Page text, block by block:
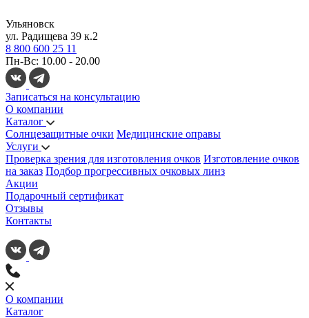
Ульяновск
ул. Радищева 39 к.2
8 800 600 25 11
Пн-Вс: 10.00 - 20.00
Записаться на консультацию
О компании
Каталог
Солнцезащитные очки Медицинские оправы
Услуги
Проверка зрения для изготовления очков Изготовление очков
на заказ Подбор прогрессивных очковых линз
Акции
Подарочный сертификат
Отзывы
Контакты
О компании
Каталог